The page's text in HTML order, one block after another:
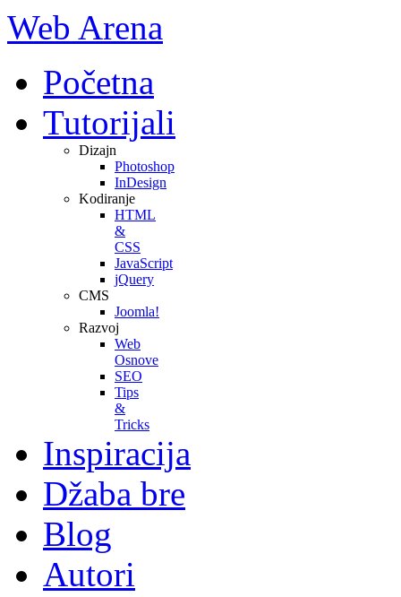
Web Arena
Početna
Tutorijali
Dizajn
Photoshop
InDesign
Kodiranje
HTML
&
CSS
JavaScript
jQuery
CMS
Joomla!
Razvoj
Web
Osnove
SEO
Tips
&
Tricks
Inspiracija
Džaba bre
Blog
Autori